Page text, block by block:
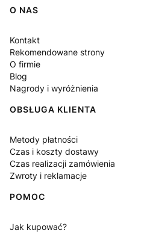
Linki w stopce
O NAS
Kontakt
Rekomendowane strony
O firmie
Blog
Nagrody i wyróżnienia
OBSŁUGA KLIENTA
Metody płatności
Czas i koszty dostawy
Czas realizacji zamówienia
Zwroty i reklamacje
POMOC
Jak kupować?